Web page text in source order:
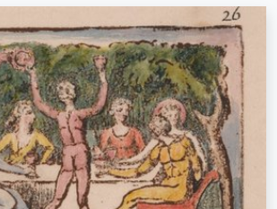
de Hokusai,
abstrait avec beaucoup de rouge,
tableau sombre, nu debout près d'un
arbre.